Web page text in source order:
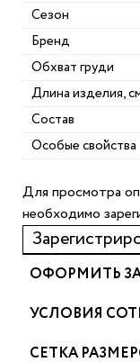
Для просмотра
необходимо
Сезон
Бренд
Обхват груди
Длина изделия,
Состав
Особые свойства
ОФОРМИТЬ
УСЛОВИЯ
СЕТКА